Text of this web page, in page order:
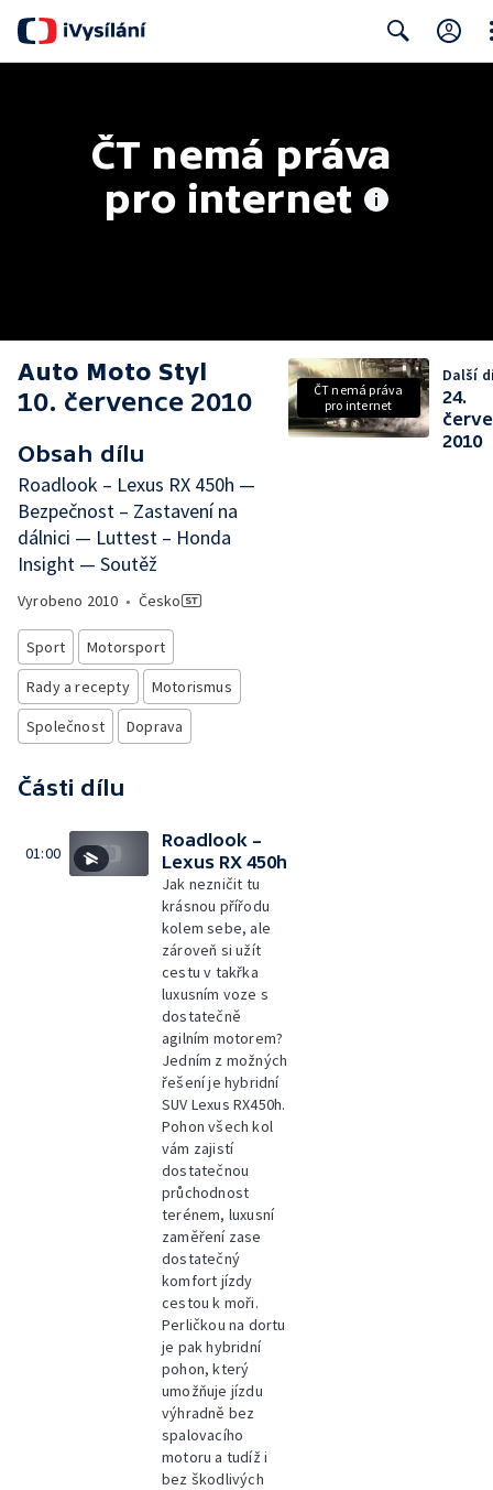
ČT nemá práva
pro internet
Auto Moto Styl
10. července 2010
Obsah dílu
Roadlook – Lexus RX 450h —
Bezpečnost – Zastavení na
dálnici — Luttest – Honda
Insight — Soutěž
Vyrobeno 2010 • Česko
Sport
Motorsport
Rady a recepty
Motorismus
Společnost
Doprava
Části dílu
01:00
Roadlook –
Lexus RX 450h
Jak nezničit tu
krásnou přířodu
kolem sebe, ale
zároveň si užít
cestu v takřka
luxusním voze s
dostatečně
agilním motorem?
Jedním z možných
řešení je hybridní
SUV Lexus RX450h.
Pohon všech kol
vám zajistí
dostatečnou
průchodnost
terénem, luxusní
zaměření zase
dostatečný
komfort jízdy
cestou k moři.
Perličkou na dortu
je pak hybridní
pohon, který
umožňuje jízdu
výhradně bez
spalovacího
motoru a tudíž i
bez škodlivých
ČT nemá práva
pro internet
Další
24.
2010